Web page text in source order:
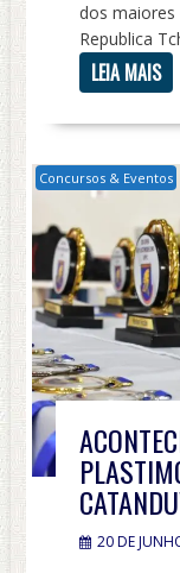
dos
Republica
LEIA MAIS
Concursos & Eventos
20 DE